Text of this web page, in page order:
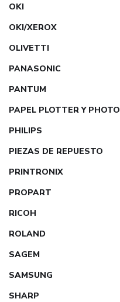
OKI
OKI/XEROX
OLIVETTI
PANASONIC
PANTUM
PAPEL PLOTTER Y PHOTO
PHILIPS
PIEZAS DE REPUESTO
PRINTRONIX
PROPART
RICOH
ROLAND
SAGEM
SAMSUNG
SHARP